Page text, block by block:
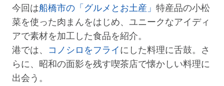
今回は船橋市の「グルメとお土産」 特産品の小松
菜を使った肉まんをはじめ、ユニークなアイディ
アで素材を加工した食品を紹介。
港では、 コノシロをフライにした料理に舌鼓。さ
らに、昭和の面影を残す喫茶店で懐かしい料理に
出会う。